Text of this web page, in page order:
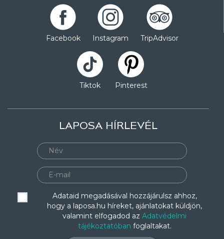
Facebook Instagram TripAdvisor
Tiktok Pinterest
LAPOSA HÍRLEVÉL
Adataid megadásával hozzájárulsz ahhoz,
hogy a laposa.hu híreket, ajánlatokat küldjön,
valamint elfogadod az Adatvédelmi
tájékoztatóban foglaltakat.